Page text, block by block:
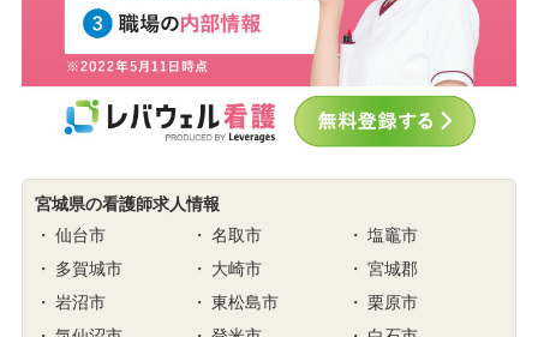
宮城県の看護師求人情報
仙台市
名取市
塩竈市
多賀城市
大崎市
宮城郡
岩沼市
東松島市
栗原市